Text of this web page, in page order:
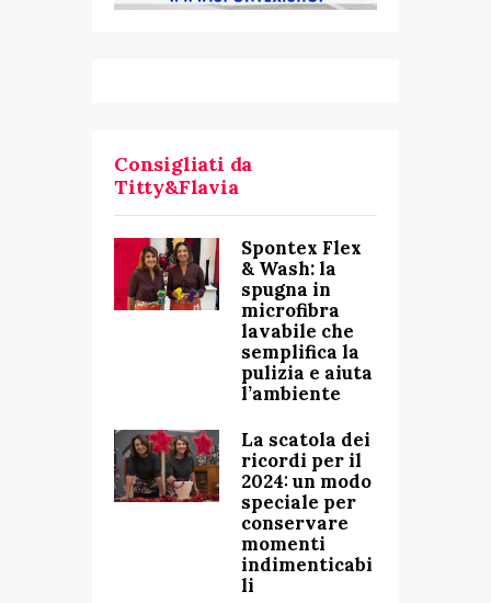
Consigliati da
Titty&Flavia
Spontex Flex
& Wash: la
spugna in
microfibra
lavabile che
semplifica la
pulizia e aiuta
l’ambiente
La scatola dei
ricordi per il
2024: un modo
speciale per
conservare
momenti
indimenticabi
li